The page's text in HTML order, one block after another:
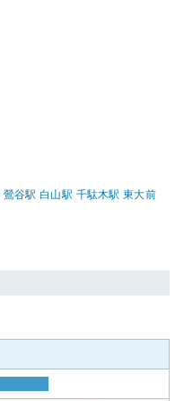
鶯谷駅 白山駅 千駄木駅 東大前